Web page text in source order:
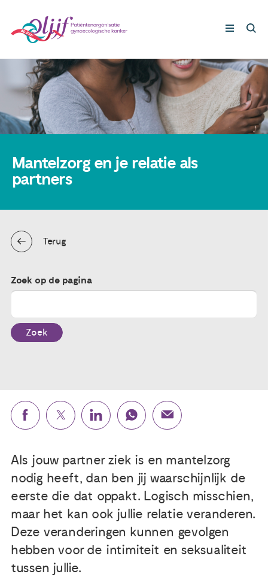
Nieuws
Publicaties
Ervaringsdeskundigheid
Contact
Gynaecologische kankers
Lotgenoten
Steun ons
Mantelzorg en je relatie als
partners
Terug
Zoek op de pagina
Zoek
Als jouw partner ziek is en mantelzorg
nodig heeft, dan ben jij waarschijnlijk de
eerste die dat oppakt. Logisch misschien,
maar het kan ook jullie relatie veranderen.
Deze veranderingen kunnen gevolgen
hebben voor de intimiteit en seksualiteit
tussen jullie.